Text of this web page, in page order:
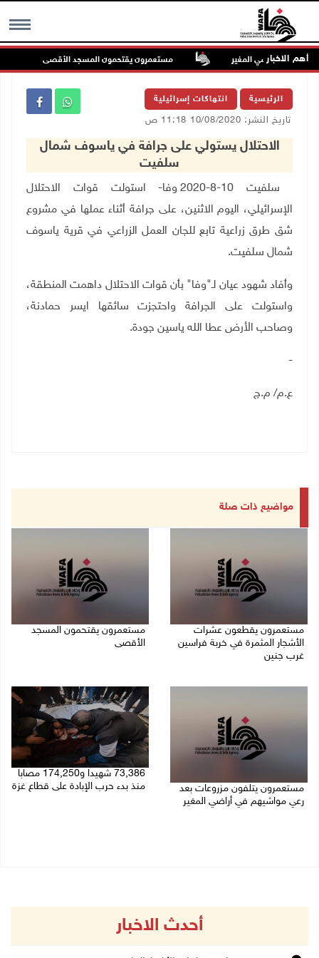
MENU أهم الاخبار
في أراضي المغير مستعمرون يقتحمون المسجد الأقصى
الرئيسية انتهاكات إسرائيلية
تاريخ النشر: 10/08/2020 11:18 ص
الاحتلال يستولي على جرافة في ياسوف شمال
سلفيت
سلفيت 10-8-2020 وفا- استولت قوات الاحتلال
الإسرائيلي، اليوم الاثنين، على جرافة أثناء عملها في مشروع
شق طرق زراعية تابع للجان العمل الزراعي في قرية ياسوف
شمال سلفيت.
وأفاد شهود عيان لـ"وفا" بأن قوات الاحتلال داهمت المنطقة،
واستولت على الجرافة واحتجزت سائقها ايسر حمادنة،
وصاحب الأرض عطا الله ياسين جودة.
-
ع.م/ م.ج
مواضيع ذات صلة
مستعمرون يقطعون عشرات
الأشجار المثمرة في خربة فراسين
غرب جنين
مستعمرون يقتحمون المسجد
الأقصى
مستعمرون يتلفون مزروعات بعد
رعي مواشيهم في أراضي المغير
73,386 شهيدا و174,250 مصابا
منذ بدء حرب الإبادة على قطاع غزة
أحدث الاخبار